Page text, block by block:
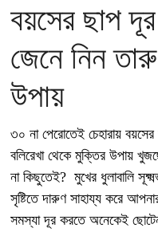
বয়সের ছাপ
জেনে নিন
উপায়
৩০ না পেরোতেই চেহারায়
বলিরেখা থেকে মুক্তির উপায়
না কিছুতেই? মুখের ধুলাবালি
সৃষ্টিতে দারুণ সাহায্য করে
সমস্যা দূর করতে অনেকেই ছোটেন